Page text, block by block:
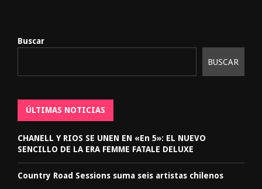
Buscar
BUSCAR
ÚLTIMAS NOTICIAS
CHANELL Y RIOS SE UNEN EN «En 5»: EL NUEVO
SENCILLO DE LA ERA FEMME FATALE DELUXE
Country Road Sessions suma seis artistas chilenos